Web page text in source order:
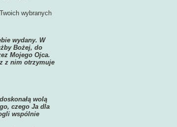
wybranych
wydany. W
Bożej, do
Mojego Ojca.
z nim otrzymuje
wolą
czego Ja dla
wspólnie